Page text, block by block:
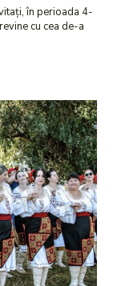
în perioada 4-
cu cea de-a